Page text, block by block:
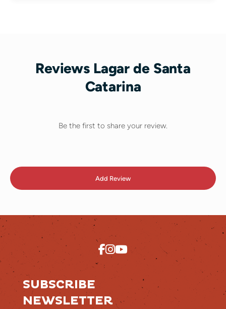
Reviews Lagar de Santa
Catarina
Be the first to share your review.
Add Review
SUBSCRIBE
NEWSLETTER